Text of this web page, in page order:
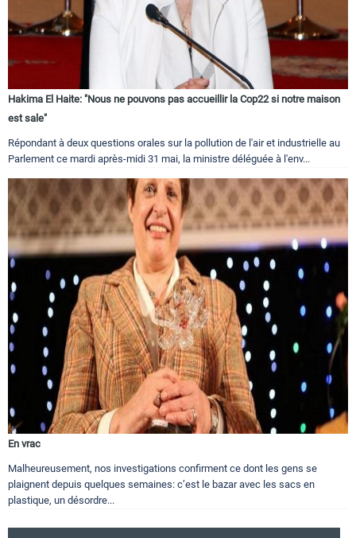
Hakima El Haite: "Nous ne pouvons pas accueillir la Cop22 si notre maison
est sale"
Répondant à deux questions orales sur la pollution de l'air et industrielle au
Parlement ce mardi après-midi 31 mai, la ministre déléguée à l'env...
En vrac
Malheureusement, nos investigations confirment ce dont les gens se
plaignent depuis quelques semaines: c’est le bazar avec les sacs en
plastique, un désordre...